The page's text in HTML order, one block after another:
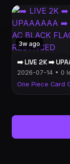
3w ago
2026-07-14 • 0
One Piece Card